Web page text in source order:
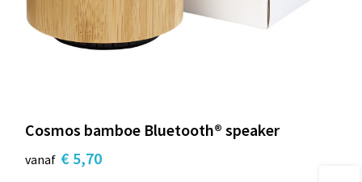
Cosmos bamboe Bluetooth® speaker
vanaf € 5,70